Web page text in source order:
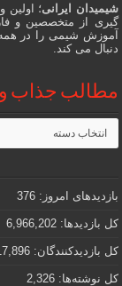
شیمیدان ایرانی؛
گیری از متخصصین و
آموزش شیمی را در
دنبال می کند.
مطالب جذاب
مطالب
جذاب
و
که
دنبالش
هستید
بازدیدهای امروز: 376
کل بازدیدها: 6,966,202
کل بازدیدکنند‌گان:
کل نوشته‌ها: 2,326